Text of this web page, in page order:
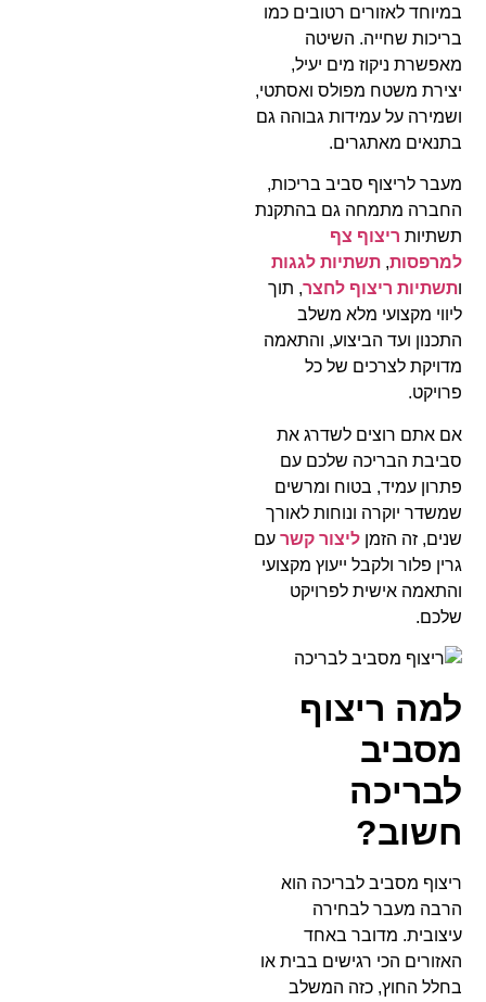
במיוחד לאזורים רטובים כמו
בריכות שחייה. השיטה
מאפשרת ניקוז מים יעיל,
יצירת משטח מפולס ואסתטי,
ושמירה על עמידות גבוהה גם
בתנאים מאתגרים.
מעבר לריצוף סביב בריכות,
החברה מתמחה גם בהתקנת
תשתיות ריצוף צף
למרפסות,תשתיות לגגות
ותשתיות ריצוף לחצר, תוך
ליווי מקצועי מלא משלב
התכנון ועד הביצוע, והתאמה
מדויקת לצרכים של כל
פרויקט.
אם אתם רוצים לשדרג את
סביבת הבריכה שלכם עם
פתרון עמיד, בטוח ומרשים
שמשדר יוקרה ונוחות לאורך
שנים, זה הזמןליצור קשר עם
גרין פלור ולקבל ייעוץ מקצועי
והתאמה אישית לפרויקט
שלכם.
למה ריצוף
מסביב
לבריכה
חשוב?
ריצוף מסביב לבריכה הוא
הרבה מעבר לבחירה
עיצובית. מדובר באחד
האזורים הכי רגישים בבית או
בחלל החוץ, כזה המשלב